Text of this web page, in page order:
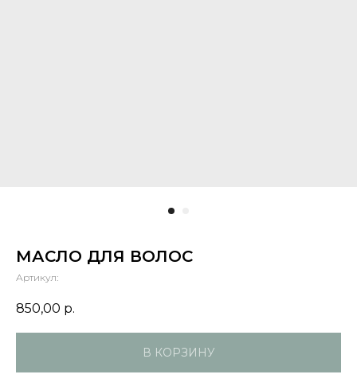
МАСЛО ДЛЯ ВОЛОС
Артикул:
850,00 р.
В КОРЗИНУ